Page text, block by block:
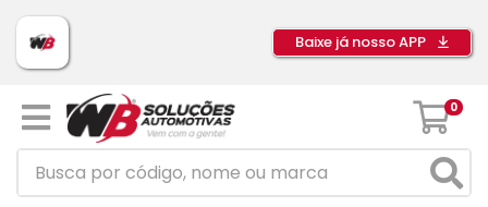
Baixe já nosso APP
0